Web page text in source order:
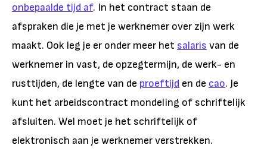
onbepaalde tijd af. In het contract staan de
afspraken die je met je werknemer over zijn werk
maakt. Ook leg je er onder meer het salaris van de
werknemer in vast, de opzegtermijn, de werk- en
rusttijden, de lengte van de proeftijd en de cao. Je
kunt het arbeidscontract mondeling of schriftelijk
afsluiten. Wel moet je het schriftelijk of
elektronisch aan je werknemer verstrekken.